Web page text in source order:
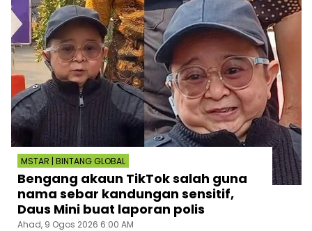
MSTAR | BINTANG GLOBAL
Bengang akaun TikTok salah guna
nama sebar kandungan sensitif,
Daus Mini buat laporan polis
Ahad, 9 Ogos 2026 6:00 AM